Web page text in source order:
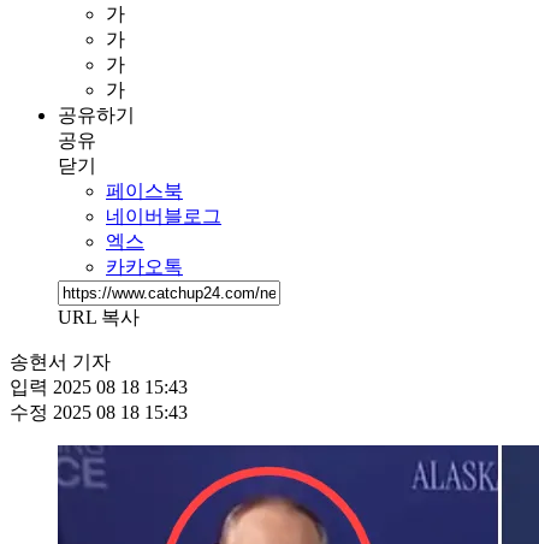
가
가
가
가
공유하기
공유
닫기
페이스북
네이버블로그
엑스
카카오톡
URL 복사
송현서 기자
입력 2025 08 18 15:43
수정 2025 08 18 15:43